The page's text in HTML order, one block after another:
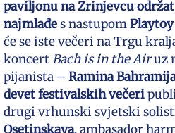
paviljonu na Zrinjevcu održat
najmlađes nastupom
će se iste večeri na Trgu
koncertBach is in the Airuz
pijanista – Ramina
devet festivalskih večeri
drugi vrhunski svjetski
Osetinskaya, ambasador